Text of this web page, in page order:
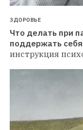
ЗДОРОВЬЕ
Что делать при
поддержать себя
инструкция